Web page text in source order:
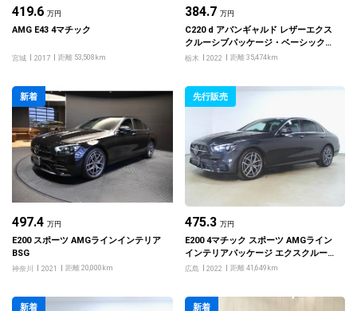
419.6 万円
AMG E43 4マチック
宮城 2017 距離 53,508km
384.7 万円
C220 d アバンギャルド レザーエクス
クルーシブパッケージ・ベーシックパ
ッケージ
栃木 2022 距離 35,474km
新着
497.4 万円
E200 スポーツ AMGラインインテリア
BSG
神奈川 2021 距離 20,000km
先行販売
475.3 万円
E200 4マチック スポーツ AMGライン
インテリアパッケージ エクスクルーシ
ブパッケージ
広島 2022 距離 41,649km
新着 新着